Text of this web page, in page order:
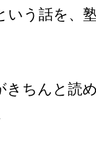
いう話を、
きちんと読